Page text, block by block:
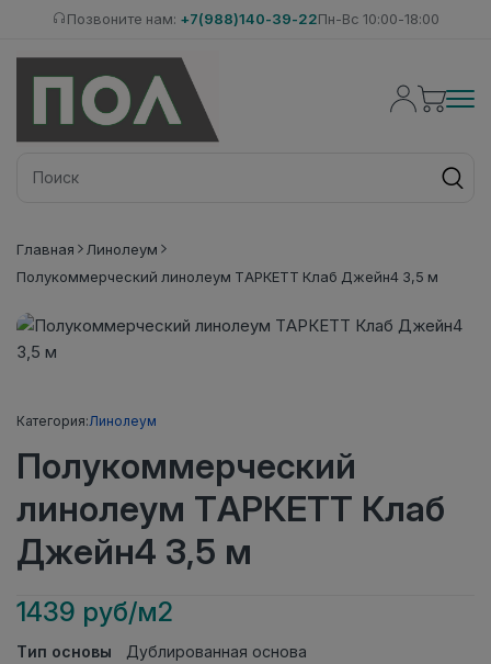
Позвоните нам: +7(988)140-39-22Пн-Вс 10:00-18:00
Главная
Линолеум
Полукоммерческий линолеум ТАРКЕТТ Клаб Джейн4 3,5 м
Категория:Линолеум
Полукоммерческий
линолеум ТАРКЕТТ Клаб
Джейн4 3,5 м
1439 руб/м2
Тип основы
Дублированная основа